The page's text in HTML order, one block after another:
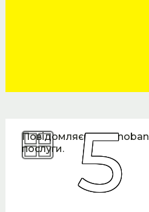
Повідомляємо
послуги.